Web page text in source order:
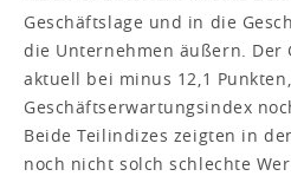
Geschäftslage und in die
die Unternehmen äußern. Der
aktuell bei minus 12,1
Geschäftserwartungsindex
Beide Teilindizes zeigten in
noch nicht solch schlechte